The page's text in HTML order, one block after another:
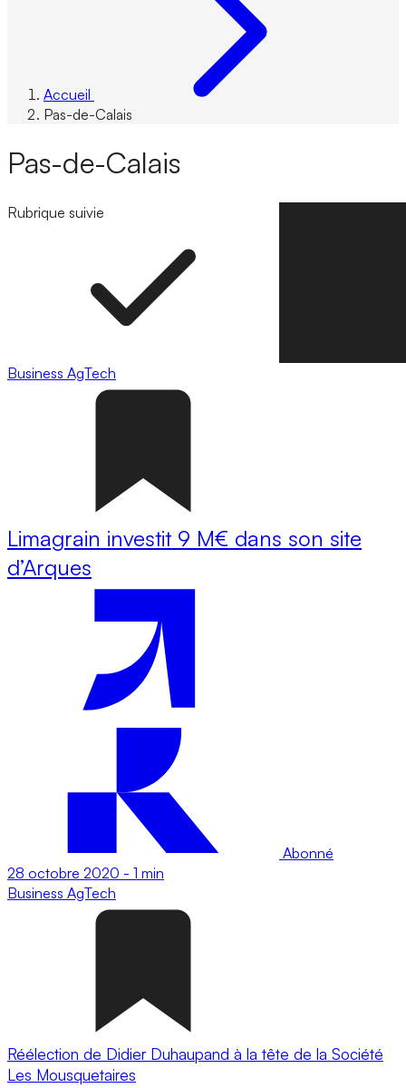
Accueil
Pas-de-Calais
Pas-de-Calais
Rubrique suivie
Business AgTech
Limagrain investit 9 M€ dans son site
d’Arques
Abonné
28 octobre 2020 - 1 min
Business AgTech
Réélection de Didier Duhaupand à la tête de la Société
Les Mousquetaires